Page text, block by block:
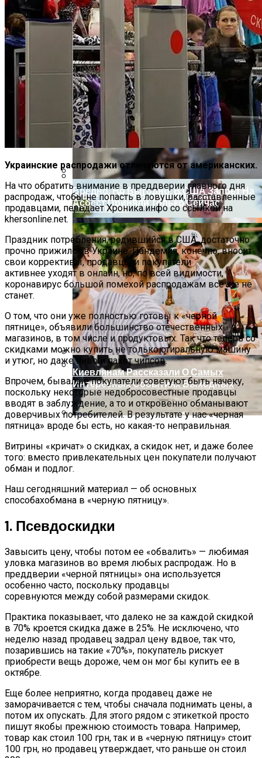
На Какую Зарплату Могут
Рассчитывать Украинцы За Рубежом:
Советы Для Беженцев
Международная Реакция На Тарифы
Трампа: Что Стоит На Кону
Вредно, Но Выгодно: В США Запрет На
Асбест Приняли Только Сейчас
Кризис Безопасности На Гаити:
Ужасающая Реальность Безнадежной
Обстановки
В Днепре Произошло Массовое
Отравление
Киевлянам Рассказали О Самых
Интересных Событиях Выходных
Украинские распродажи отличаются от американских.
На что обратить внимание в преддверии главного дня
распродаж, чтобы не попасть в ловушки, расставленные
продавцами, передает Хроника.инфо со ссылкой на
khersonline.net.
Праздник потребления, родившийся в США, достаточно
прочно прижился в Украине. Пандемия, конечно, вносит
свои коррективы, продавцы и покупатели
активнее уходят в онлайн, но, по всей видимости,
коронавирус большой помехой распродажам все же не
станет.
О том, что они уже полностью готовы к «черной
пятнице», объявили большинство отечественных
магазинов, в том числе и продуктовых. Так что теперь со
скидками можно купить не только стиральную машину
и утюг, но даже пиво и пакет чипсов.
Впрочем, бывалые покупатели советуют быть начеку,
поскольку некоторые недобросовестные продавцы
вводят в заблуждение, а то и откровенно обманывают
доверчивых потребителей. В результате у нас «черная
пятница» вроде бы есть, но какая-то неправильная.
Витрины «кричат» о скидках, а скидок нет, и даже более
того: вместо привлекательных цен покупатели получают
обман и подлог.
Наш сегодняшний материал — об основных
способахобмана в «черную пятницу».
1. Псевдоскидки
Завысить цену, чтобы потом ее «обвалить» — любимая
уловка магазинов во время любых распродаж. Но в
преддверии «черной пятницы» она используется
особенно часто, поскольку продавцы
соревнуются между собой размерами скидок.
Практика показывает, что далеко не за каждой скидкой
в 70% кроется скидка даже в 25%. Не исключено, что
неделю назад продавец задрал цену вдвое, так что,
позарившись на такие «70%», покупатель рискует
приобрести вещь дороже, чем он мог бы купить ее в
октябре.
Еще более неприятно, когда продавец даже не
заморачивается с тем, чтобы сначала поднимать цены, а
потом их опускать. Для этого рядом с этикеткой просто
пишут якобы прежнюю стоимость товара. Например,
товар как стоил 100 грн, так и в «черную пятницу» стоит
100 грн, но продавец утверждает, что раньше он стоил